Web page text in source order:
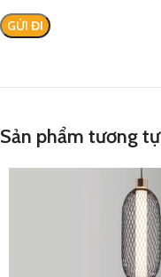
Sản phẩm tương tự